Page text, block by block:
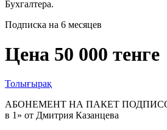
Бухгалтера.
Подписка на 6 месяцев
Цена 50 000 тенге
Толығырақ
АБОНЕМЕНТ НА ПАКЕТ
в 1» от Дмитрия Казанцева